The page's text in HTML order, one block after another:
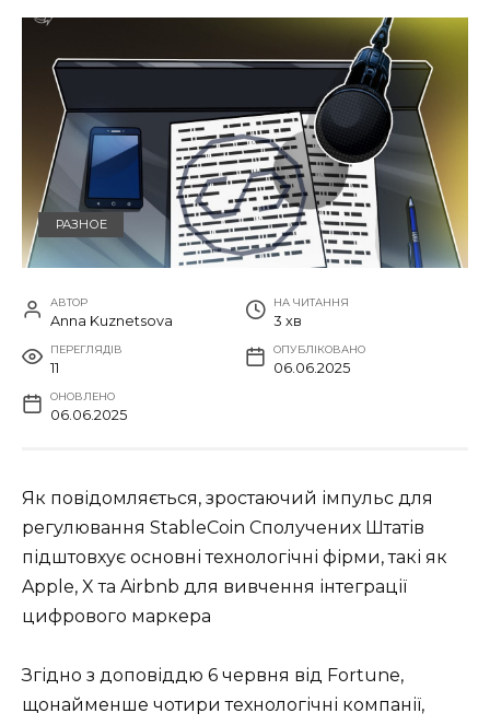
РАЗНОЕ
АВТОР
Anna Kuznetsova
НА ЧИТАННЯ
3 хв
ПЕРЕГЛЯДІВ
11
ОПУБЛІКОВАНО
06.06.2025
ОНОВЛЕНО
06.06.2025
Як повідомляється, зростаючий імпульс для
регулювання StableCoin Сполучених Штатів
підштовхує основні технологічні фірми, такі як
Apple, X та Airbnb для вивчення інтеграції
цифрового маркера
Згідно з доповіддю 6 червня від Fortune,
щонайменше чотири технологічні компанії,